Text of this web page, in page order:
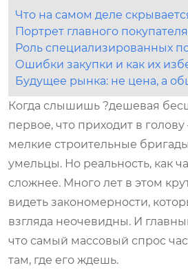
Что на самом деле
Портрет главного
Роль специализированных
Ошибки закупки и как их
Будущее рынка: не цена, а
Когда слышишь ?дешевая
первое, что приходит в
мелкие строительные
умельцы. Но реальность, как
сложнее. Много лет в этом
видеть закономерности,
взгляда неочевидны. И
что самый массовый спрос
там, где его ждешь.